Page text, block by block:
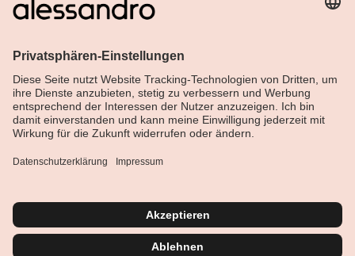
Über Alessandro
Shop
Deutsch